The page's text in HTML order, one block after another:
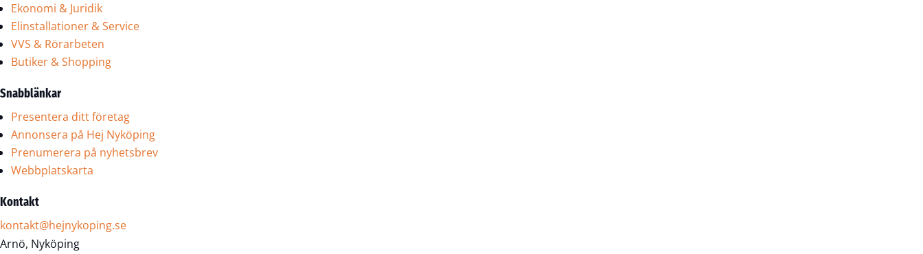
Ekonomi & Juridik
Elinstallationer & Service
VVS & Rörarbeten
Butiker & Shopping
Snabblänkar
Presentera ditt företag
Annonsera på Hej Nyköping
Prenumerera på nyhetsbrev
Webbplatskarta
Kontakt
kontakt@hejnykoping.se
Arnö, Nyköping